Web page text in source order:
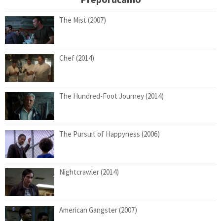
The Mist (2007)
Chef (2014)
The Hundred-Foot Journey (2014)
The Pursuit of Happyness (2006)
Nightcrawler (2014)
American Gangster (2007)